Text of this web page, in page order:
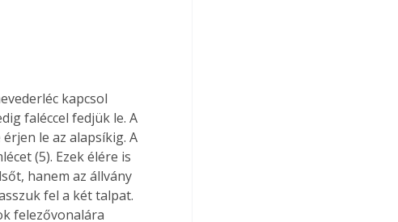
kapcsol
faléccel fedjük le. A
le az alapsíkig. A
(5). Ezek élére is
hanem az állvány
fel a két talpat.
felezővonalára